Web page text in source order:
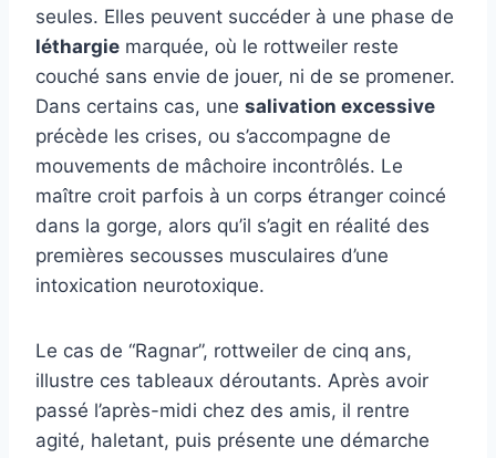
seules. Elles peuvent succéder à une phase de
léthargie marquée, où le rottweiler reste
couché sans envie de jouer, ni de se promener.
Dans certains cas, une salivation excessive
précède les crises, ou s’accompagne de
mouvements de mâchoire incontrôlés. Le
maître croit parfois à un corps étranger coincé
dans la gorge, alors qu’il s’agit en réalité des
premières secousses musculaires d’une
intoxication neurotoxique.
Le cas de “Ragnar”, rottweiler de cinq ans,
illustre ces tableaux déroutants. Après avoir
passé l’après-midi chez des amis, il rentre
agité, haletant, puis présente une démarche